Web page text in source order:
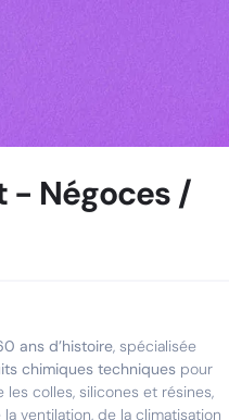
- Négoces /
ans d’histoire, spécialisée
chimiques techniques pour
les colles, silicones et résines,
ventilation, de la climatisation